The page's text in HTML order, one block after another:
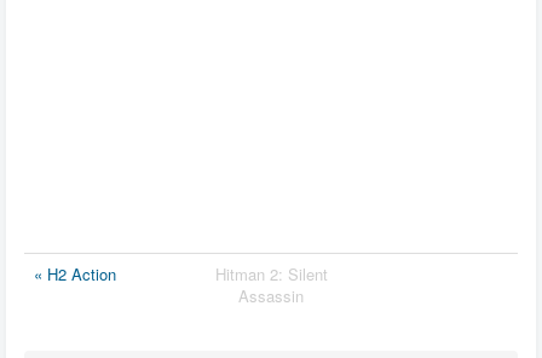
« H2 Action
Hitman 2: Silent
Assassin